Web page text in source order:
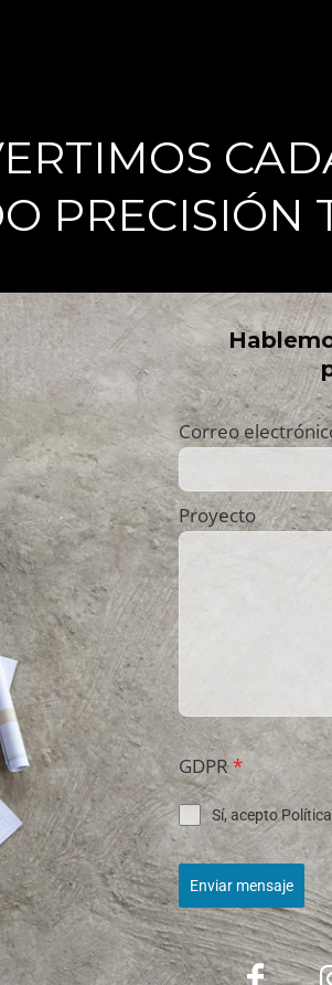
PRECISIÓN
Correo
Proyecto
GDPR*
Sí, acepto
Enviar mensaje